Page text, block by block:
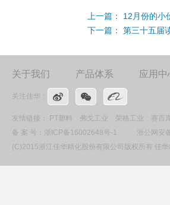
上一篇： 12月份的小
下一篇： 第三十五届
关于我们 产品体系 应用中
关注佳华：
友情链接： PT塑料 弗戈工业 荣格工业
赛百
备 案 号： 浙ICP备16002648号-1
浙公网安
(C)2015浙江佳华精化股份有限公司版权所有 佳